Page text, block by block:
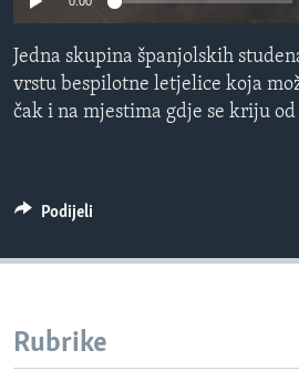
MAGAZIN
O GLASU AMERIKE
Learning English
Jedna skupina španjolskih
vrstu bespilotne letjelice koja
čak i na mjestima gdje se kriju
Podijeli
Rubrike